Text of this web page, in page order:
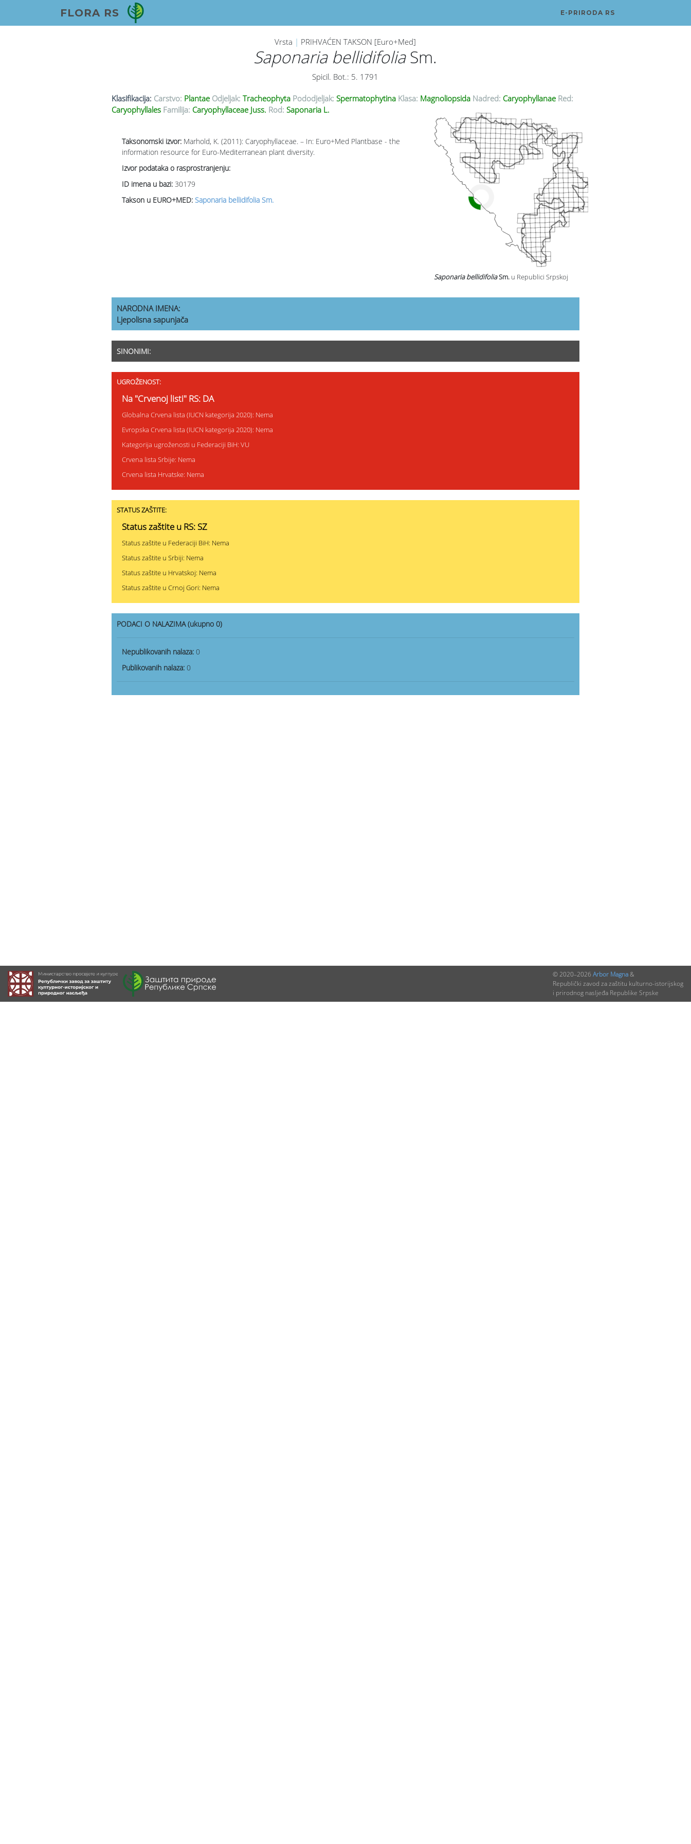
FLORA RS E-PRIRODA RS
Vrsta | PRIHVAĆEN TAKSON [Euro+Med]
Saponaria bellidifoliaSm.
Spicil. Bot.: 5. 1791
Klasifikacija: Carstvo: Plantae Odjeljak: Tracheophyta Pododjeljak: Spermatophytina Klasa: Magnoliopsida Nadred: Caryophyllanae Red:
Caryophyllales Familija: Caryophyllaceae Juss. Rod: Saponaria L.
Taksonomski izvor: Marhold, K. (2011): Caryophyllaceae. – In: Euro+Med Plantbase - the
information resource for Euro-Mediterranean plant diversity.
Izvor podataka o rasprostranjenju:
ID imena u bazi: 30179
Takson u EURO+MED: Saponaria bellidifolia Sm.
Saponaria bellidifoliaSm. u Republici Srpskoj
NARODNA IMENA:
Ljepolisna sapunjača
SINONIMI:
UGROŽENOST:
Na "Crvenoj listi" RS: DA
Globalna Crvena lista (IUCN kategorija 2020): Nema
Evropska Crvena lista (IUCN kategorija 2020): Nema
Kategorija ugroženosti u Federaciji BiH: VU
Crvena lista Srbije: Nema
Crvena lista Hrvatske: Nema
STATUS ZAŠTITE:
Status zaštite u RS: SZ
Status zaštite u Federaciji BiH: Nema
Status zaštite u Srbiji: Nema
Status zaštite u Hrvatskoj: Nema
Status zaštite u Crnoj Gori: Nema
PODACI O NALAZIMA (ukupno 0)
Nepublikovanih nalaza: 0
Publikovanih nalaza: 0
© 2020–2026 Arbor Magna&
Republički zavod za zaštitu kulturno-istorijskog
i prirodnog nasljeđa Republike Srpske